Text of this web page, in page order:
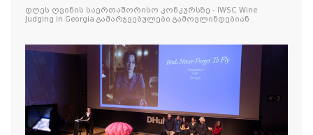
დღეს ღვინის საერთაშორისო კონკურსზე - IWSC Wine
Judging in Georgia გამარჯვებულები გამოვლინდებიან